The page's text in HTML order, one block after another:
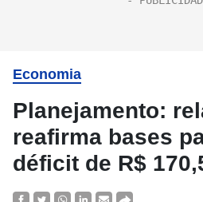
Economia
Planejamento:
reafirma bases
déficit de R$